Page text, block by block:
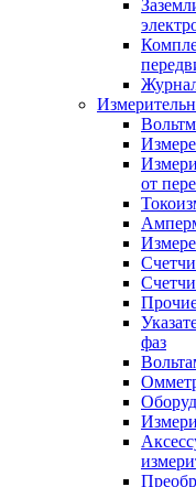
от
фаз